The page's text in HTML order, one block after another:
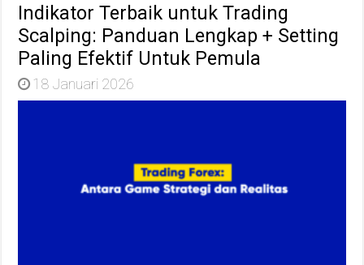
Indikator Terbaik untuk Trading
Scalping: Panduan Lengkap + Setting
Paling Efektif Untuk Pemula
18 Januari 2026